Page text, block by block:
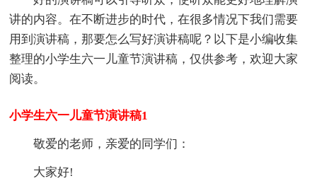
讲的内容。在不断进步的时代，在很多情况下我们需要
用到演讲稿，那要怎么写好演讲稿呢？以下是小编收集
整理的小学生六一儿童节演讲稿，仅供参考，欢迎大家
阅读。
小学生六一儿童节演讲稿1
敬爱的老师，亲爱的同学们：
大家好!